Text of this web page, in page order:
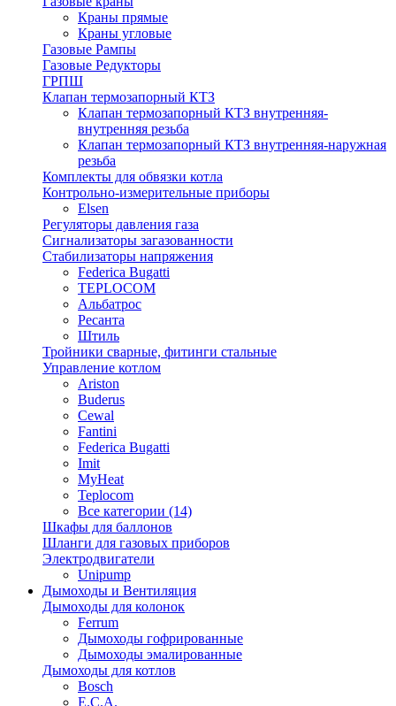
Краны прямые
Краны угловые
Газовые Рампы
Газовые Редукторы
ГРПШ
Клапан термозапорный КТЗ
Клапан термозапорный КТЗ внутренняя-
внутренняя резьба
Клапан термозапорный КТЗ внутренняя-наружная
резьба
Комплекты для обвязки котла
Контрольно-измерительные приборы
Elsen
Регуляторы давления газа
Сигнализаторы загазованности
Стабилизаторы напряжения
Federica Bugatti
TEPLOCOM
Альбатрос
Ресанта
Штиль
Тройники сварные, фитинги стальные
Управление котлом
Ariston
Buderus
Cewal
Fantini
Federica Bugatti
Imit
MyHeat
Teplocom
Все категории (14)
Шкафы для баллонов
Шланги для газовых приборов
Электродвигатели
Unipump
Дымоходы и Вентиляция
Дымоходы для колонок
Ferrum
Дымоходы гофрированные
Дымоходы эмалированные
Дымоходы для котлов
Bosch
E.C.A.